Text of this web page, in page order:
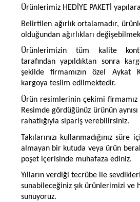
Ürünlerimiz HEDİYE PAKETİ
Belirtilen ağırlık ortalamadır,
olduğundan ağırlıkları
Ürünlerimizin tüm kalite
tarafından yapıldıktan sonra
şekilde firmamızın özel Aykat
kargoya teslim edilmektedir.
Ürün resimlerinin çekimi firmamız
Resimde gördüğünüz ürünün
rahatlığıyla sipariş verebilirsiniz.
Takılarınızı kullanmadığınız
almayan bir kutuda veya ürün
poşet içerisinde muhafaza ediniz.
Yılların verdiği tecrübe ile
sunabileceğiniz şık ürünlerimizi ve
sunuyoruz.